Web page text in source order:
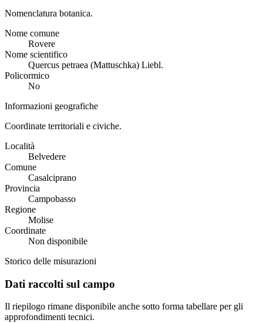
Nomenclatura botanica.
Nome comune
Rovere
Nome scientifico
Quercus petraea (Mattuschka) Liebl.
Policormico
No
Informazioni geografiche
Coordinate territoriali e civiche.
Località
Belvedere
Comune
Casalciprano
Provincia
Campobasso
Regione
Molise
Coordinate
Non disponibile
Storico delle misurazioni
Dati raccolti sul campo
Il riepilogo rimane disponibile anche sotto forma tabellare per gli
approfondimenti tecnici.